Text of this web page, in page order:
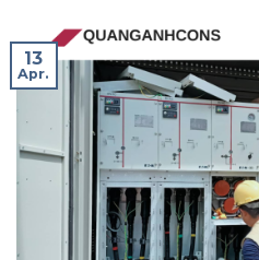
13
Apr.